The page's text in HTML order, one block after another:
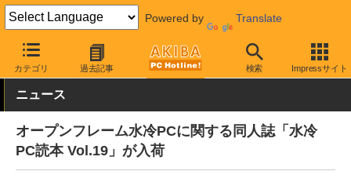
Powered by Translate
カテゴリ 過去記事 検索 Impressサイト
AKIBA PC Hotline! PC周辺機器 その他PC関連
ニュース
オープンフレーム水冷PCに関する同人誌「水冷
PC読本 Vol.19」が入荷